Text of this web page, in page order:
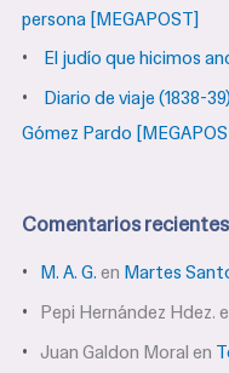
r
:
persona [MEGAPOST]
El judío que hicimos
Diario de viaje (1838-
Gómez Pardo
Comentarios recientes
M. A. G. en Martes
Pepi Hernández Hdez.
Juan Galdon Moral en